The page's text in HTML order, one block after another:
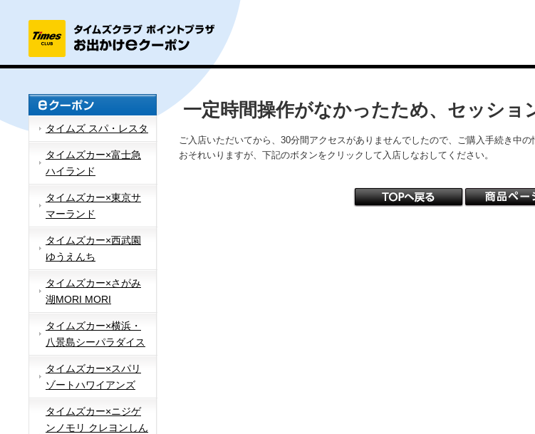
タイムズ スパ・レスタ
タイムズカー×富士急
ハイランド
タイムズカー×東京サ
マーランド
タイムズカー×西武園
ゆうえんち
タイムズカー×さがみ
湖MORI MORI
タイムズカー×横浜・
八景島シーパラダイス
タイムズカー×スパリ
ゾートハワイアンズ
タイムズカー×ニジゲ
ンノモリ クレヨンしん
一定時間操作がなかったため、セッショ
ご入店いただいてから、30分間アクセスがありませんでしたので、ご購入手続き中の
おそれいりますが、下記のボタンをクリックして入店しなおしてください。